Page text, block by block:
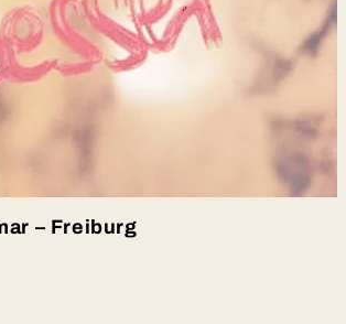
– Freiburg